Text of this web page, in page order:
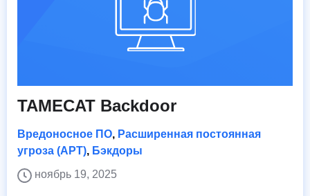
TAMECAT Backdoor
Вредоносное ПО, Расширенная постоянная
угроза (APT), Бэкдоры
ноябрь 19, 2025